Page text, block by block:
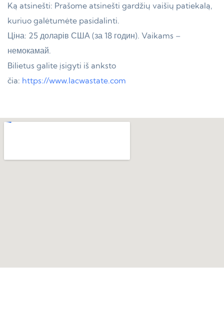
Ką atsinešti: Prašome atsinešti gardžių vaišių patiekalą,
kuriuo galėtumėte pasidalinti.
Ціна: 25 доларів США (за 18 годин). Vaikams –
немокамай.
Bilietus galite įsigyti iš anksto
čia: https://www.lacwastate.com